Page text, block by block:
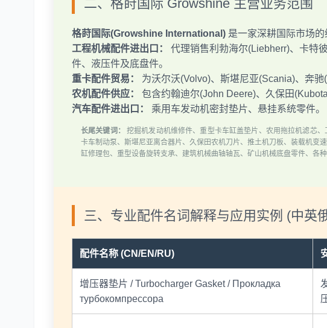
二、格莳国际 Growshine 主营业务范围
格莳国际(Growshine International) 是一家深耕国际市场
工程机械配件进出口：
代理销售利勃海尔(Liebherr)、卡特
件、液压件及底盘件。
重卡配件贸易：
为沃尔沃(Volvo)、斯堪尼亚(Scania)、奔
农机配件供应：
包含约翰迪尔(John Deere)、久保田
汽车配件进出口：
乘用车发动机密封垫片、悬挂系统零件。
长尾关键词：
挖掘机发动机维修件、重型卡车缸盖垫片、农用拖拉机滤芯
卡车制动泵、斯堪尼亚离合器片、久保田农机刀片、推土机刀板、装载机变
缸修理包、重型设备旋转支承、建筑机械曲轴轴瓦、矿山机械底盘零件、各
三、专业配件名词解释与应用实例 (中英
配件名称 (CN/EN/RU)
增压器垫片 / Turbocharger Gasket / Прокладка
турбокомпрессора